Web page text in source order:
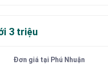
3 triệu
Đơn giá tại Phú Nhuận